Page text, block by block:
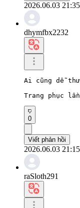
2026.06.03 21:35
dhymfbx2232
Ai cũng dễ
Trang phục
0
Viết phản hồi
2026.06.03 21:15
raSloth291